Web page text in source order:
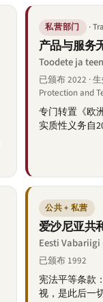
私营部门 ·
产品与服务
Toodete ja
已颁布 2022 ·
Protection and
专门转置《欧
实质性义务自
公共 + 私营
爱沙尼亚共
Eesti Vabariigi
已颁布 1992
宪法平等条款
视，是此后一